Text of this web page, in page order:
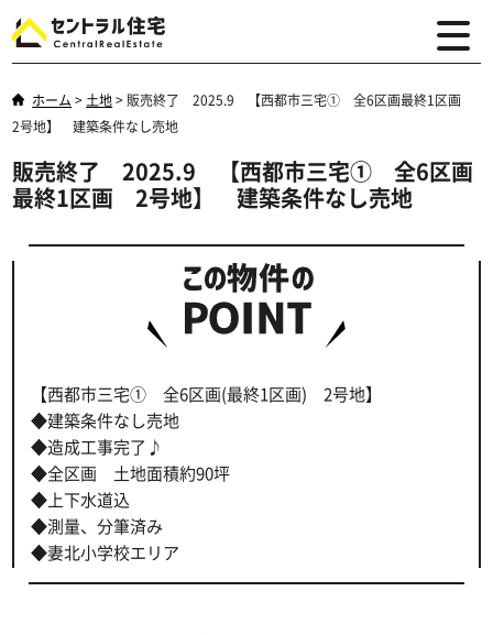
ホーム > 土地> 販売終了 2025.9 【西都市三宅① 全6区画最終1区画
2号地】 建築条件なし売地
販売終了 2025.9 【西都市三宅① 全6区画
最終1区画 2号地】 建築条件なし売地
【西都市三宅① 全6区画(最終1区画) 2号地】
◆建築条件なし売地
◆造成工事完了♪
◆全区画 土地面積約90坪
◆上下水道込
◆測量、分筆済み
◆妻北小学校エリア